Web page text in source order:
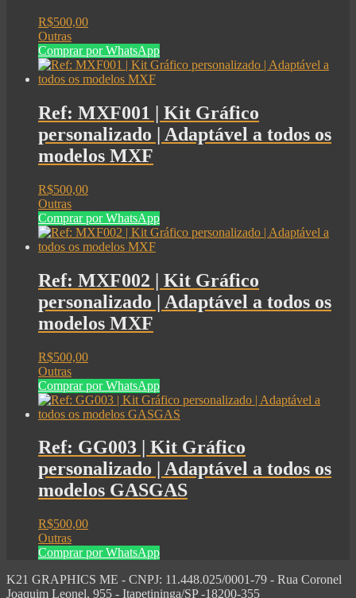
R$500,00
Outras
Comprar por WhatsApp
Ref: MXF001 | Kit Gráfico
personalizado | Adaptável a todos os
modelos MXF
R$500,00
Outras
Comprar por WhatsApp
Ref: MXF002 | Kit Gráfico
personalizado | Adaptável a todos os
modelos MXF
R$500,00
Outras
Comprar por WhatsApp
Ref: GG003 | Kit Gráfico
personalizado | Adaptável a todos os
modelos GASGAS
R$500,00
Outras
Comprar por WhatsApp
K21 GRAPHICS ME - CNPJ: 11.448.025/0001-79 - Rua Coronel
Joaquim Leonel, 955 - Itapetininga/SP -18200-355